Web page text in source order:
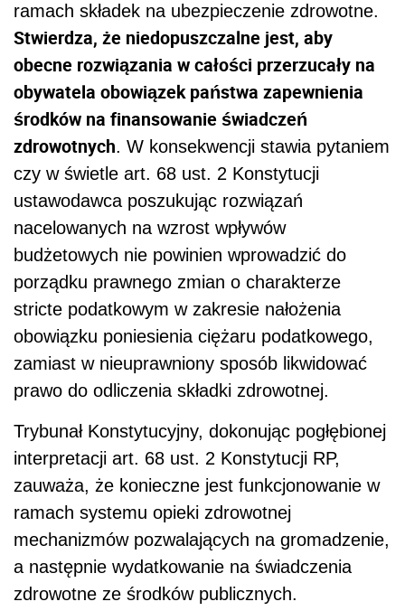
ramach składek na ubezpieczenie zdrowotne.
Stwierdza, że niedopuszczalne jest, aby
obecne rozwiązania w całości przerzucały na
obywatela obowiązek państwa zapewnienia
środków na finansowanie świadczeń
zdrowotnych. W konsekwencji stawia pytaniem
czy w świetle art. 68 ust. 2 Konstytucji
ustawodawca poszukując rozwiązań
nacelowanych na wzrost wpływów
budżetowych nie powinien wprowadzić do
porządku prawnego zmian o charakterze
stricte podatkowym w zakresie nałożenia
obowiązku poniesienia ciężaru podatkowego,
zamiast w nieuprawniony sposób likwidować
prawo do odliczenia składki zdrowotnej.
Trybunał Konstytucyjny, dokonując pogłębionej
interpretacji art. 68 ust. 2 Konstytucji RP,
zauważa, że konieczne jest funkcjonowanie w
ramach systemu opieki zdrowotnej
mechanizmów pozwalających na gromadzenie,
a następnie wydatkowanie na świadczenia
zdrowotne ze środków publicznych.